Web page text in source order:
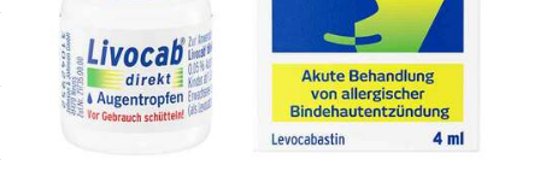
Schnäppchen
Sparsets
Liebe & Erotik
Mutter & Kind